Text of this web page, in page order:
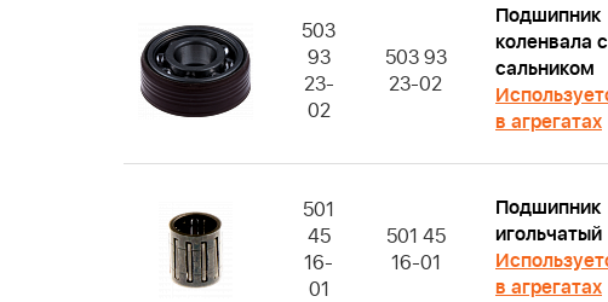
503
93
23-
02
503 93
23-02
Подшипник
коленвала с
сальником
в агрегатах
501
45
16-
01
501 45
16-01
Подшипник
игольчатый
в агрегатах